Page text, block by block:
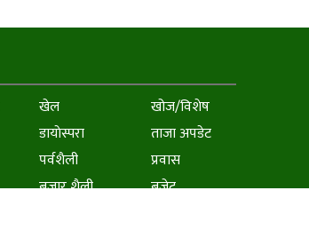
खेल
खोज/विशेष
डायाेस्परा
ताजा अपडेट
पर्वशैली
प्रवास
बजार शैली
बजेट